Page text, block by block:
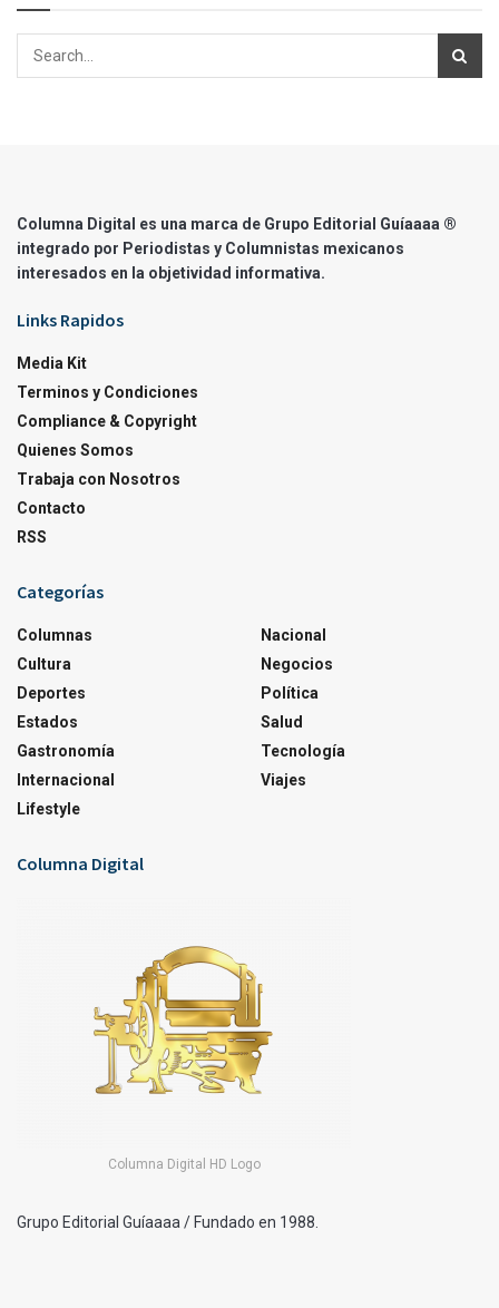
Columna Digital es una marca de Grupo Editorial Guíaaaa ®
integrado por Periodistas y Columnistas mexicanos
interesados en la objetividad informativa.
Links Rapidos
Media Kit
Terminos y Condiciones
Compliance & Copyright
Quienes Somos
Trabaja con Nosotros
Contacto
RSS
Categorías
Columnas
Cultura
Deportes
Estados
Gastronomía
Internacional
Lifestyle
Nacional
Negocios
Política
Salud
Tecnología
Viajes
Columna Digital
Columna Digital HD Logo
Grupo Editorial Guíaaaa / Fundado en 1988.